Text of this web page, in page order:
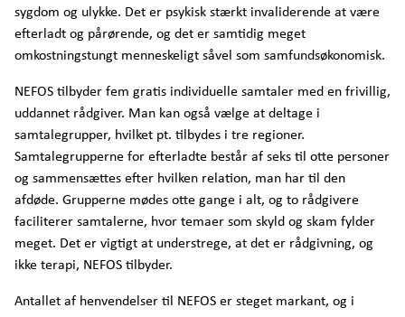
sygdom og ulykke. Det er psykisk stærkt invaliderende at være
efterladt og pårørende, og det er samtidig meget
omkostningstungt menneskeligt såvel som samfundsøkonomisk.
NEFOS tilbyder fem gratis individuelle samtaler med en frivillig,
uddannet rådgiver. Man kan også vælge at deltage i
samtalegrupper, hvilket pt. tilbydes i tre regioner.
Samtalegrupperne for efterladte består af seks til otte personer
og sammensættes efter hvilken relation, man har til den
afdøde. Grupperne mødes otte gange i alt, og to rådgivere
faciliterer samtalerne, hvor temaer som skyld og skam fylder
meget. Det er vigtigt at understrege, at det er rådgivning, og
ikke terapi, NEFOS tilbyder.
Antallet af henvendelser til NEFOS er steget markant, og i